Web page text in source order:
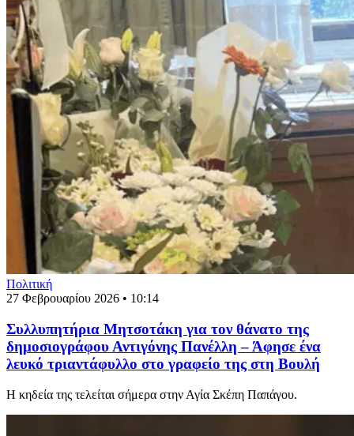
Πολιτική
27 Φεβρουαρίου 2026 • 10:14
Συλλυπητήρια Μητσοτάκη για τον θάνατο της
δημοσιογράφου Αντιγόνης Πανέλλη – Άφησε ένα
λευκό τριαντάφυλλο στο γραφείο της στη Βουλή
Η κηδεία της τελείται σήμερα στην Αγία Σκέπη Παπάγου.